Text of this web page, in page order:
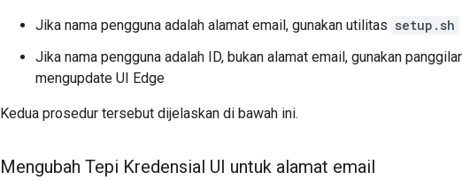
Jika nama pengguna adalah alamat email, gunakan utilitas setup.sh
Jika nama pengguna adalah ID, bukan alamat email, gunakan
mengupdate UI Edge
Kedua prosedur tersebut dijelaskan di bawah ini.
Mengubah Tepi Kredensial UI untuk alamat email